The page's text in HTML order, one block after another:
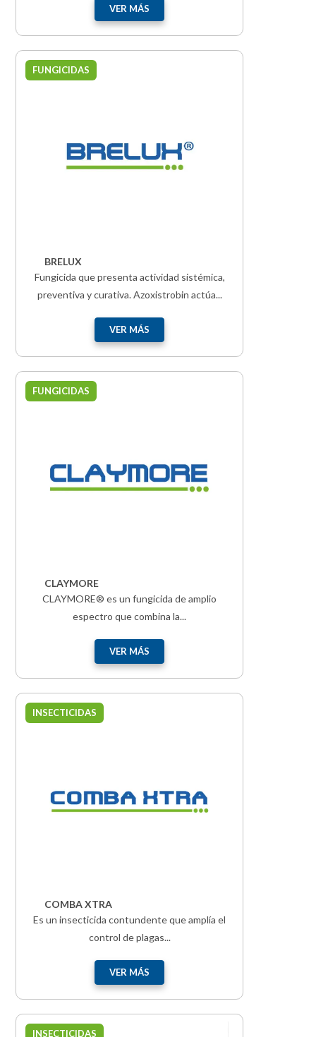
VER MÁS
FUNGICIDAS
BRELUX
Fungicida que presenta actividad sistémica,
preventiva y curativa. Azoxistrobin actúa...
VER MÁS
FUNGICIDAS
CLAYMORE
CLAYMORE® es un fungicida de amplio
espectro que combina la...
VER MÁS
INSECTICIDAS
COMBA XTRA
Es un insecticida contundente que amplía el
control de plagas...
VER MÁS
INSECTICIDAS